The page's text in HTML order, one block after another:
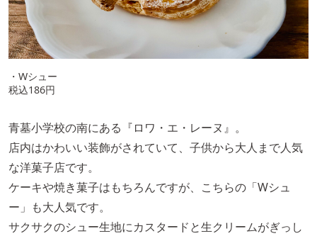
・Wシュー
税込186円
青墓小学校の南にある『ロワ・エ・レーヌ』。
店内はかわいい装飾がされていて、子供から大人まで人気
な洋菓子店です。
ケーキや焼き菓子はもちろんですが、こちらの「Wシュ
ー」も大人気です。
サクサクのシュー生地にカスタードと生クリームがぎっし